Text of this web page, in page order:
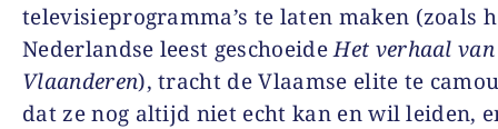
televisieprogramma’s te laten maken (zoals
Nederlandse leest geschoeideHet verhaal van
Vlaanderen), tracht de Vlaamse elite te
dat ze nog altijd niet echt kan en wil leiden,